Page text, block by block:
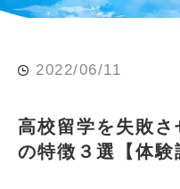
2022/06/11
高校留学を失敗さ
の特徴３選【体験